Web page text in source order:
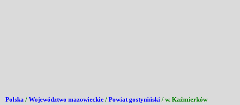
Polska / Województwo mazowieckie / Powiat gostyniński / w. Kaźmierków